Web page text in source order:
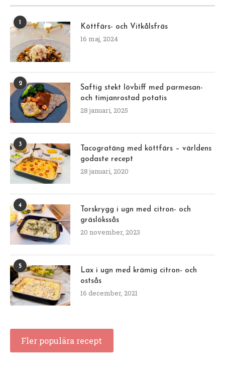
1
Köttfärs- och Vitkålsfräs
16 maj, 2024
2
Saftig stekt lövbiff med parmesan-
och timjanrostad potatis
28 januari, 2025
3
Tacogratäng med köttfärs – världens
godaste recept
28 januari, 2020
4
Torskrygg i ugn med citron- och
gräslökssås
20 november, 2023
5
Lax i ugn med krämig citron- och
ostsås
16 december, 2021
Fler populära recept